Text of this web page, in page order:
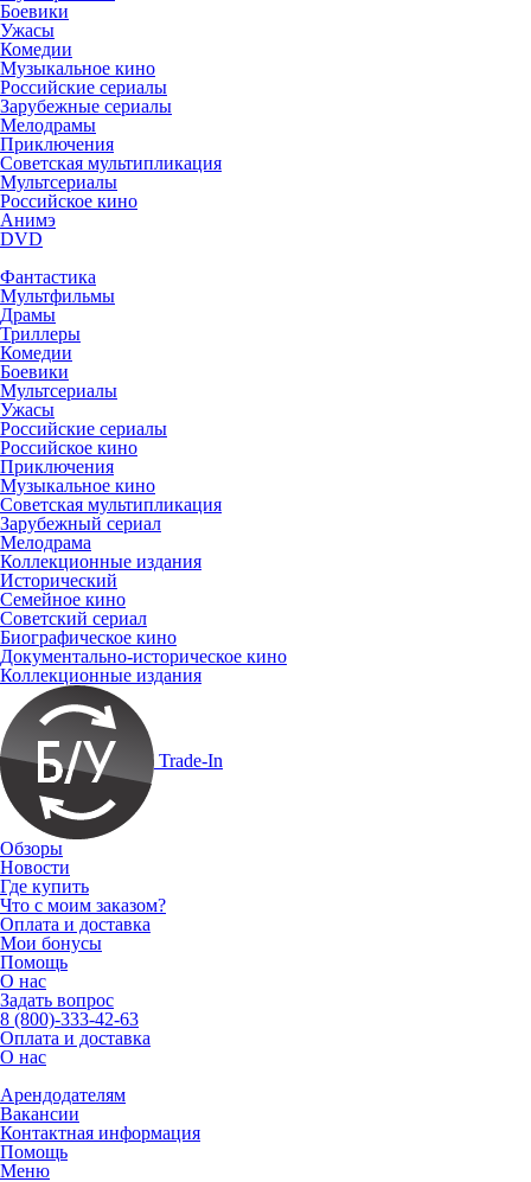
Боевики
Ужасы
Комедии
Музыкальное кино
Российские сериалы
Зарубежные сериалы
Мелодрамы
Приключения
Советская мультипликация
Мультсериалы
Российское кино
Анимэ
DVD
Фантастика
Мультфильмы
Драмы
Триллеры
Комедии
Боевики
Мультсериалы
Ужасы
Российские сериалы
Российское кино
Приключения
Музыкальное кино
Советская мультипликация
Зарубежный сериал
Мелодрама
Коллекционные издания
Исторический
Семейное кино
Советский сериал
Биографическое кино
Документально-историческое кино
Коллекционные издания
Trade-In
Обзоры
Новости
Где купить
Что с моим заказом?
Оплата и доставка
Мои бонусы
Помощь
О нас
Задать вопрос
8 (800)-333-42-63
Оплата и доставка
О нас
Арендодателям
Вакансии
Контактная информация
Помощь
Меню